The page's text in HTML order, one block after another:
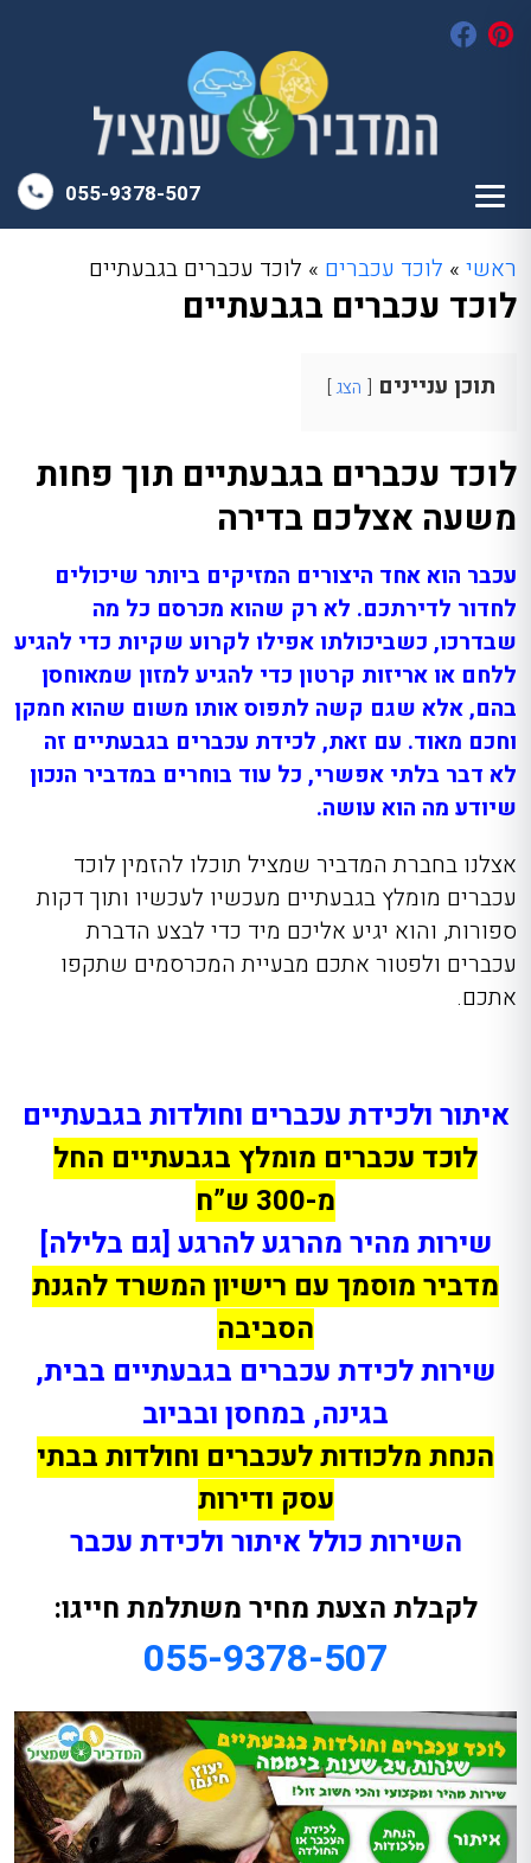
055-9378-507
ראשי » לוכד עכברים » לוכד עכברים בגבעתיים
לוכד עכברים בגבעתיים
תוכן עניינים הצג
לוכד עכברים בגבעתיים תוך פחות
משעה אצלכם בדירה
עכבר הוא אחד היצורים המזיקים ביותר שיכולים
לחדור לדירתכם. לא רק שהוא מכרסם כל מה
שבדרכו, כשביכולתו אפילו לקרוע שקיות כדי להגיע
ללחם או אריזות קרטון כדי להגיע למזון שמאוחסן
בהם, אלא שגם קשה לתפוס אותו משום שהוא חמקן
וחכם מאוד. עם זאת, לכידת עכברים בגבעתיים זה
לא דבר בלתי אפשרי, כל עוד בוחרים במדביר הנכון
שיודע מה הוא עושה.
אצלנו בחברת המדביר שמציל תוכלו להזמין לוכד
עכברים מומלץ בגבעתיים מעכשיו לעכשיו ותוך דקות
ספורות, והוא יגיע אליכם מיד כדי לבצע הדברת
עכברים ולפטור אתכם מבעיית המכרסמים שתקפו
אתכם.
איתור ולכידת עכברים וחולדות בגבעתיים
לוכד עכברים מומלץ בגבעתיים החל
מ-300 ש”ח
שירות מהיר מהרגע להרגע [גם בלילה]
מדביר מוסמך עם רישיון המשרד להגנת
הסביבה
שירות לכידת עכברים בגבעתיים בבית,
בגינה, במחסן ובביוב
הנחת מלכודות לעכברים וחולדות בבתי
עסק ודירות
השירות כולל איתור ולכידת עכבר
לקבלת הצעת מחיר משתלמת חייגו:
055-9378-507